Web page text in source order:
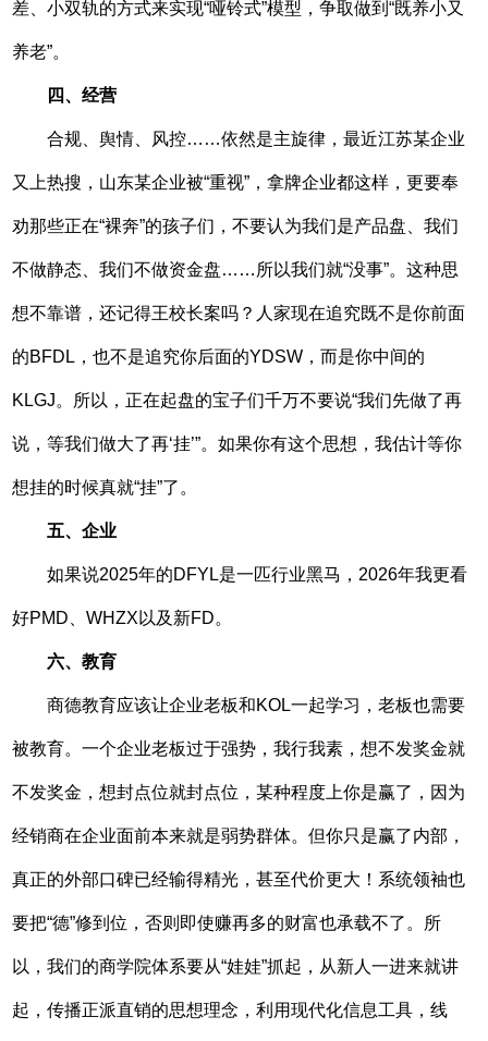
差、小双轨的方式来实现“哑铃式”模型，争取做到“既养小又
养老”。
四、经营
合规、舆情、风控……依然是主旋律，最近江苏某企业
又上热搜，山东某企业被“重视”，拿牌企业都这样，更要奉
劝那些正在“裸奔”的孩子们，不要认为我们是产品盘、我们
不做静态、我们不做资金盘……所以我们就“没事”。这种思
想不靠谱，还记得王校长案吗？人家现在追究既不是你前面
的BFDL，也不是追究你后面的YDSW，而是你中间的
KLGJ。所以，正在起盘的宝子们千万不要说“我们先做了再
说，等我们做大了再‘挂’”。如果你有这个思想，我估计等你
想挂的时候真就“挂”了。
五、企业
如果说2025年的DFYL是一匹行业黑马，2026年我更看
好PMD、WHZX以及新FD。
六、教育
商德教育应该让企业老板和KOL一起学习，老板也需要
被教育。一个企业老板过于强势，我行我素，想不发奖金就
不发奖金，想封点位就封点位，某种程度上你是赢了，因为
经销商在企业面前本来就是弱势群体。但你只是赢了内部，
真正的外部口碑已经输得精光，甚至代价更大！系统领袖也
要把“德”修到位，否则即使赚再多的财富也承载不了。所
以，我们的商学院体系要从“娃娃”抓起，从新人一进来就讲
起，传播正派直销的思想理念，利用现代化信息工具，线